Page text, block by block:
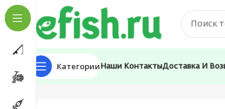
Категории Наши КонтактыДоставка И
Главная Товары с меткой “Riota”